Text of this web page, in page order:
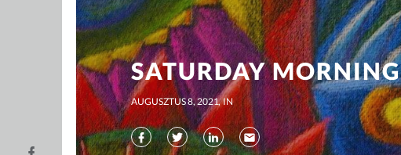
SATURDAY MORNING
AUGUSZTUS 8, 2021 IN